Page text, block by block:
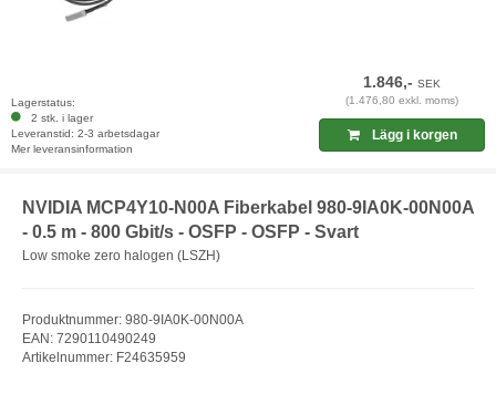
Lagerstatus:
2 stk. i lager
Leveranstid: 2-3 arbetsdagar
Mer leveransinformation
1.846,-SEK
(1.476,80 exkl. moms)
Lägg i korgen
NVIDIA MCP4Y10-N00A Fiberkabel 980-9IA0K-00N00A
- 0.5 m - 800 Gbit/s - OSFP - OSFP - Svart
Low smoke zero halogen (LSZH)
Produktnummer: 980-9IA0K-00N00A
EAN: 7290110490249
Artikelnummer: F24635959